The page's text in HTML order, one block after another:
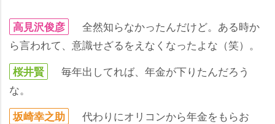
高見沢俊彦
全然知らなかったんだけど。ある時か
ら言われて、意識せざるをえなくなったよな（笑）。
桜井賢
毎年出してれば、年金が下りたんだろう
な。
坂崎幸之助
代わりにオリコンから年金をもらお